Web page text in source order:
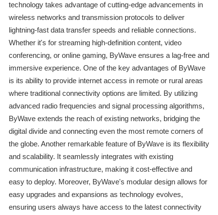
technology takes advantage of cutting-edge advancements in
wireless networks and transmission protocols to deliver
lightning-fast data transfer speeds and reliable connections.
Whether it's for streaming high-definition content, video
conferencing, or online gaming, ByWave ensures a lag-free and
immersive experience. One of the key advantages of ByWave
is its ability to provide internet access in remote or rural areas
where traditional connectivity options are limited. By utilizing
advanced radio frequencies and signal processing algorithms,
ByWave extends the reach of existing networks, bridging the
digital divide and connecting even the most remote corners of
the globe. Another remarkable feature of ByWave is its flexibility
and scalability. It seamlessly integrates with existing
communication infrastructure, making it cost-effective and
easy to deploy. Moreover, ByWave's modular design allows for
easy upgrades and expansions as technology evolves,
ensuring users always have access to the latest connectivity